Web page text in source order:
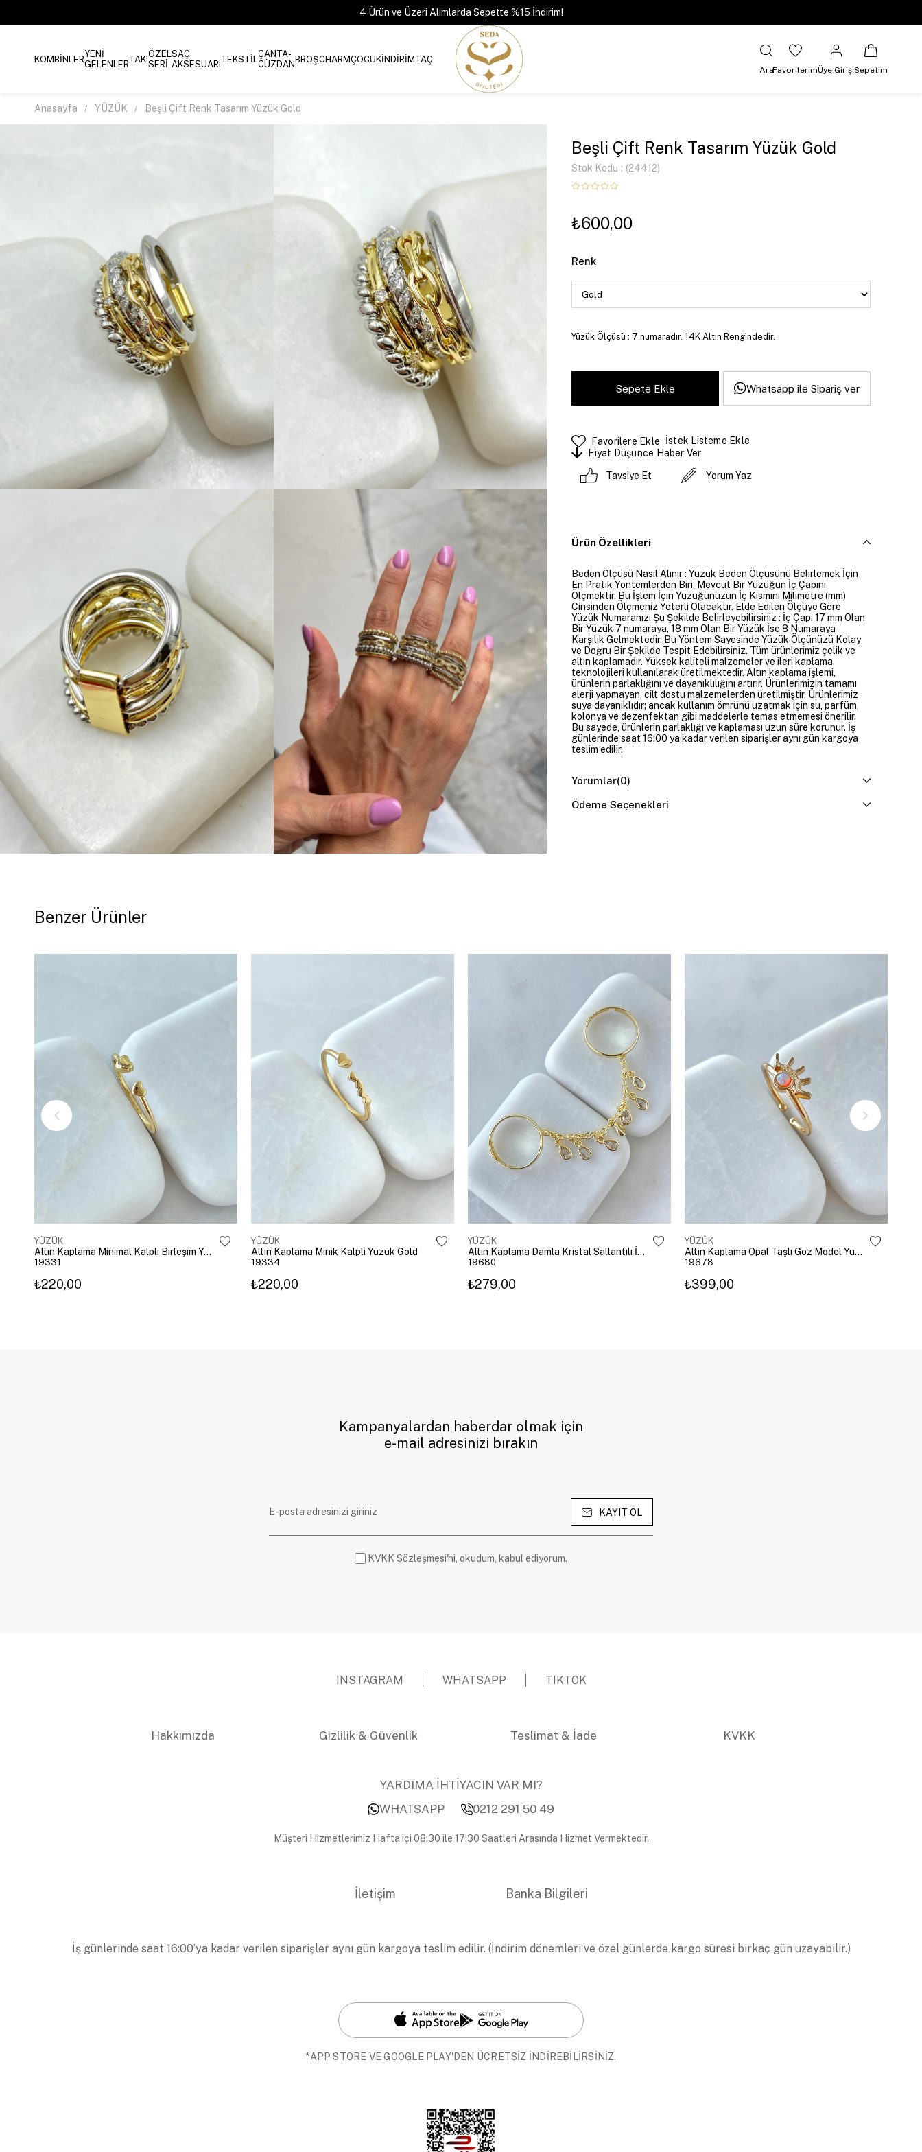
4 Ürün ve Üzeri Alımlarda Sepette %15 İndirim!
KOMBİNLERYENİ
GELENLERTAKIÖZEL
SERİ
SAÇ
AKSESUARI TEKSTİLÇANTA-
CÜZDANBROŞCHARMÇOCUKİNDİRİMTAÇ
AraFavorilerimÜye GirişiSepetim
Anasayfa YÜZÜK Beşli Çift Renk Tasarım Yüzük Gold
Beşli Çift Renk Tasarım Yüzük Gold
Stok Kodu (24412)
₺600,00
Renk
Yüzük Ölçüsü : 7 numaradır. 14K Altın Rengindedir.
Whatsapp ile Sipariş ver
Favorilere Ekle
İstek Listeme Ekle
Fiyat Düşünce Haber Ver
Tavsiye Et Yorum Yaz
Ürün Özellikleri
Beden Ölçüsü Nasıl Alınır : Yüzük Beden Ölçüsünü Belirlemek İçin
En Pratik Yöntemlerden Biri, Mevcut Bir Yüzüğün İç Çapını
Ölçmektir. Bu İşlem İçin Yüzüğünüzün İç Kısmını Milimetre (mm)
Cinsinden Ölçmeniz Yeterli Olacaktır. Elde Edilen Ölçüye Göre
Yüzük Numaranızı Şu Şekilde Belirleyebilirsiniz : İç Çapı 17 mm Olan
Bir Yüzük 7 numaraya, 18 mm Olan Bir Yüzük İse 8 Numaraya
Karşılık Gelmektedir. Bu Yöntem Sayesinde Yüzük Ölçünüzü Kolay
ve Doğru Bir Şekilde Tespit Edebilirsiniz. Tüm ürünlerimiz çelik ve
altın kaplamadır. Yüksek kaliteli malzemeler ve ileri kaplama
teknolojileri kullanılarak üretilmektedir. Altın kaplama işlemi,
ürünlerin parlaklığını ve dayanıklılığını artırır. Ürünlerimizin tamamı
alerji yapmayan, cilt dostu malzemelerden üretilmiştir. Ürünlerimiz
suya dayanıklıdır; ancak kullanım ömrünü uzatmak için su, parfüm,
kolonya ve dezenfektan gibi maddelerle temas etmemesi önerilir.
Bu sayede, ürünlerin parlaklığı ve kaplaması uzun süre korunur. İş
günlerinde saat 16:00 ya kadar verilen siparişler aynı gün kargoya
teslim edilir.
Yorumlar(0)
Ödeme Seçenekleri
Benzer Ürünler
YÜZÜK
Altın Kaplama Minimal Kalpli Birleşim Yüzük Gold
19331
₺220,00
YÜZÜK
Altın Kaplama Minik Kalpli Yüzük Gold
19334
₺220,00
YÜZÜK
Altın Kaplama Damla Kristal Sallantılı İkili Yüzük Gold
19680
₺279,00
YÜZÜK
Altın Kaplama Opal Taşlı Göz Model Yüzük Pembe
19678
₺399,00
Kampanyalardan haberdar olmak için
e-mail adresinizi bırakın
KAYIT OL
KVKK Sözleşmesi'ni, okudum, kabul ediyorum.
INSTAGRAM WHATSAPP TIKTOK
Hakkımızda Gizlilik & Güvenlik Teslimat & İade KVKK
YARDIMA İHTİYACIN VAR MI?
WHATSAPP
0212 291 50 49
Müşteri Hizmetlerimiz Hafta içi 08:30 ile 17:30 Saatleri Arasında Hizmet Vermektedir.
İletişim Banka Bilgileri
İş günlerinde saat 16:00’ya kadar verilen siparişler aynı gün kargoya teslim edilir. (İndirim dönemleri ve özel günlerde kargo süresi birkaç gün uzayabilir.)
*APP STORE VE GOOGLE PLAY'DEN ÜCRETSİZ İNDİREBİLİRSİNİZ.